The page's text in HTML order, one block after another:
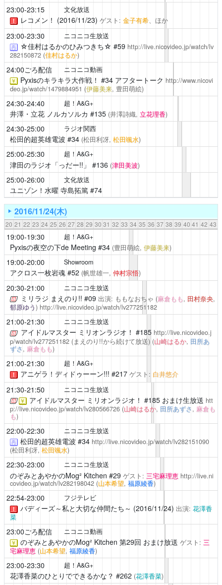
23:00-23:15 文化放送
！ レコメン！ (2016/11/23) ゲスト: 金子有希、ほか
23:00-23:30 ニコニコ生放送
再 ☆佳村はるかのひみつきち☆ #59 http://live.nicovideo.jp/watch/lv
282150872 (佳村はるか)
24:00ごろ配信 ニコニコ動画
￥ Pyxisのキラキラ大作戦！ #34 アフタートーク http://www.nicovi
deo.jp/watch/1479884951 (伊藤美来, 豊田萌絵)
24:30-24:40 超！A&G+
井澤・立花 ノルカソルカ #135 (井澤詩織, 立花理香)
24:30-25:00 ラジオ関西
松田的超英雄電波 #34 (松田利冴, 松田颯水)
25:00-25:30 超！A&G+
津田のラジオ「っだー!!」 #136 (津田美波)
25:00-26:00 文化放送
ユニゾン！水曜 寺島拓篤 #74
2016/11/24(木)
20 21 22 23 24 25 26 27 28 29 30 31 32 33 34 35 36 37 38 39 40 41 42 43
19:00-19:30 超！A&G+
Pyxisの夜空の下de Meeting #34 (豊田萌絵, 伊藤美来)
19:00-20:00 Showroom
アクロス一枚岩魂#52 (帆世雄一, 仲村宗悟)
20:30-21:00 ニコニコ生放送
ミリラジ まえのり!! #09 出演: ももなおちゃ (麻倉もも, 田村奈央,
郁原ゆう) http://live.nicovideo.jp/watch/lv277251182
21:00-21:30 ニコニコ生放送
アイドルマスター ミリオンラジオ！ #185 http://live.nicovideo.j
p/watch/lv277251182(まえのり!!から続けて放送) (山崎はるか, 田所あ
ずさ, 麻倉もも)
21:00-21:30 超！A&G+
！ アニゲラ！ディドゥーーン!!! #217 ゲスト: 白井悠介
21:30-21:50 ニコニコ生放送
￥ アイドルマスター ミリオンラジオ！ #185 おまけ生放送 htt
p://live.nicovideo.jp/watch/lv280566726 (山崎はるか, 田所あずさ, 麻倉も
も)
22:00-22:30 ニコニコ生放送
再 松田的超英雄電波 #34 http://live.nicovideo.jp/watch/lv282151090
(松田利冴, 松田颯水)
22:30-23:00 ニコニコ生放送
のぞみとあやかのMog² Kitchen #29 ゲスト: 三宅麻理恵 http://live.ni
covideo.jp/watch/lv282198042 (山本希望, 福原綾香)
22:54-23:00 フジテレビ
！ バディーズ～私と大切な仲間たち～ (2016/11/24) 出演: 花澤香
菜
23:00ごろ配信 ニコニコ動画
￥ のぞみとあやかのMog² Kitchen 第29回 おまけ放送 ゲスト: 三
宅麻理恵 (山本希望, 福原綾香)
23:00-23:30 超！A&G+
花澤香菜のひとりでできるかな？ #262 (花澤香菜)